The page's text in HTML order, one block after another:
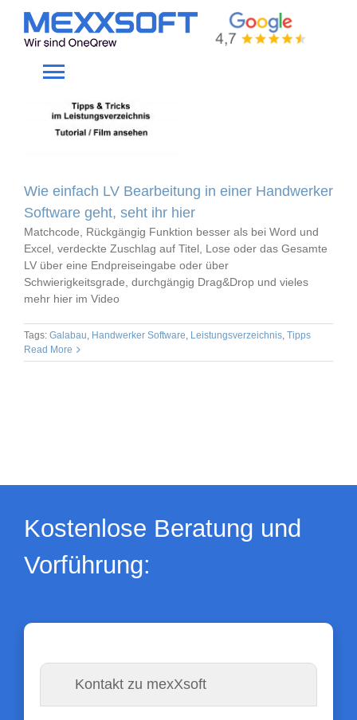
content
Toggle
Navigation
Home
Produkte
Unternehmen
Service
Tipps
Wie einfach LV Bearbeitung in einer Handwerker
Software geht, seht ihr hier
Matchcode, Rückgängig Funktion besser als bei Word und
Excel, verdeckte Zuschlag auf Titel, Lose oder das Gesamte
LV über eine Endpreiseingabe oder über
Schwierigkeitsgrade, durchgängig Drag&Drop und vieles
mehr hier im Video
Tags: Galabau Handwerker Software Leistungsverzeichnis Tipps
Read More
Kostenlose Beratung und
Vorführung:
Kontakt zu mexXsoft